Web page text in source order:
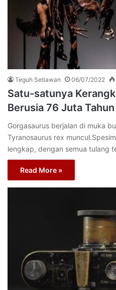
Teguh Setiawan 06/07/2022
Satu-satunya
Berusia 76 Juta
Gorgasaurus berjalan di muka
Tyranosaurus rex
lengkap, dengan semua tulang
Read More »